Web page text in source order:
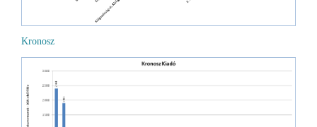
Kronosz